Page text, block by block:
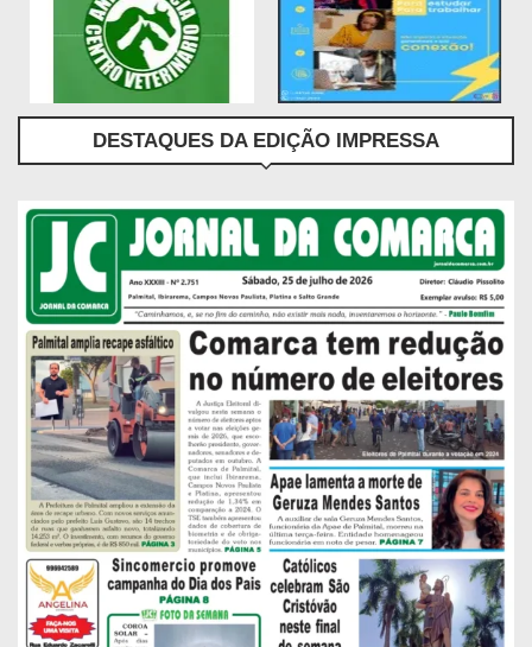
DESTAQUES DA EDIÇÃO IMPRESSA